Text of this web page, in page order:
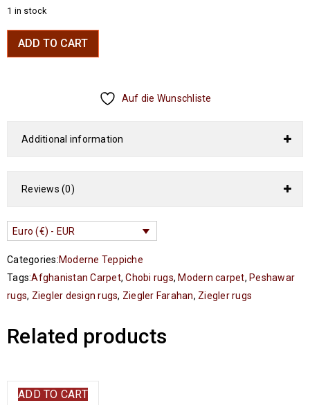
1 in stock
ADD TO CART
Auf die Wunschliste
Additional information
Reviews (0)
Euro (€) - EUR
Categories:Moderne Teppiche
Tags:Afghanistan Carpet,Chobi rugs, Modern carpet, Peshawar
rugs, Ziegler design rugs, Ziegler Farahan, Ziegler rugs
Related products
ADD TO CART